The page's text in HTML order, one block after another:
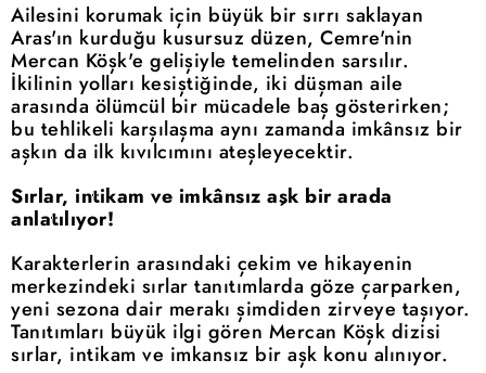
Ailesini korumak için büyük bir sırrı saklayan
Aras'ın kurduğu kusursuz düzen, Cemre'nin
Mercan Köşk'e gelişiyle temelinden sarsılır.
İkilinin yolları kesiştiğinde, iki düşman aile
arasında ölümcül bir mücadele baş gösterirken;
bu tehlikeli karşılaşma aynı zamanda imkânsız bir
aşkın da ilk kıvılcımını ateşleyecektir.
Sırlar, intikam ve imkânsız aşk bir arada
anlatılıyor!
Karakterlerin arasındaki çekim ve hikayenin
merkezindeki sırlar tanıtımlarda göze çarparken,
yeni sezona dair merakı şimdiden zirveye taşıyor.
Tanıtımları büyük ilgi gören Mercan Köşk dizisi
sırlar, intikam ve imkansız bir aşk konu alınıyor.